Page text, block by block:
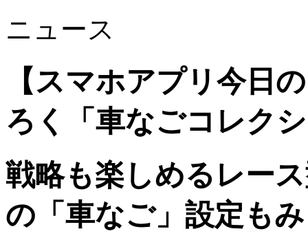
ニュース
【スマホアプリ今日
ろく「車なごコレク
戦略も楽しめるレー
の「車なご」設定も